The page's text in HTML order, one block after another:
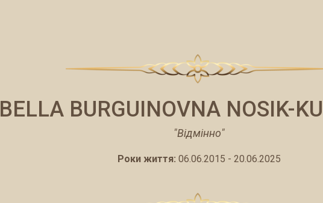
BELLA BURGUINOVNA NOSIK-
"Відмінно"
Роки життя: 06.06.2015 - 20.06.2025